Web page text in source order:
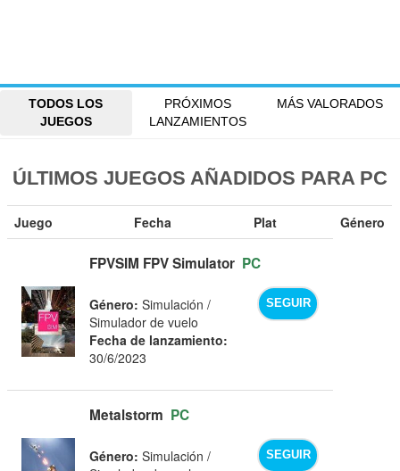
TODOS LOS
JUEGOS
PRÓXIMOS
LANZAMIENTOS
MÁS VALORADOS
ÚLTIMOS JUEGOS AÑADIDOS PARA PC
Juego Fecha Plat Género
FPVSIM FPV Simulator PC
SEGUIR
Género: Simulación /
Simulador de vuelo
Fecha de lanzamiento:
30/6/2023
Metalstorm PC
SEGUIR
Género: Simulación /